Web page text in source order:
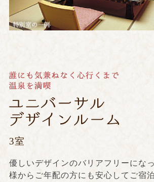
3室
優しいデザインのバリアフリーにな
様からご年配の方にも安心してご宿